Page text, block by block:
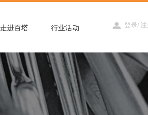
登录/
走进百塔 行业活动